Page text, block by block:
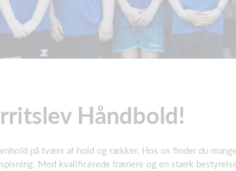
Håndbold!
på tværs af hold og rækker. Hos os finder du
Med kvalificerede trænere og en stærk